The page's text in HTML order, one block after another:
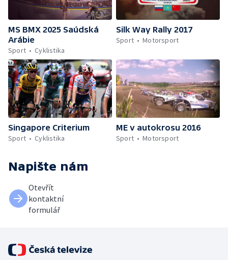
MS BMX 2025 Saúdská
Arábie
Sport
Cyklistika
Silk Way Rally 2017
Sport
Motorsport
Singapore Criterium
Sport
Cyklistika
ME v autokrosu 2016
Sport
Motorsport
Napište nám
Otevřít
kontaktní
formulář